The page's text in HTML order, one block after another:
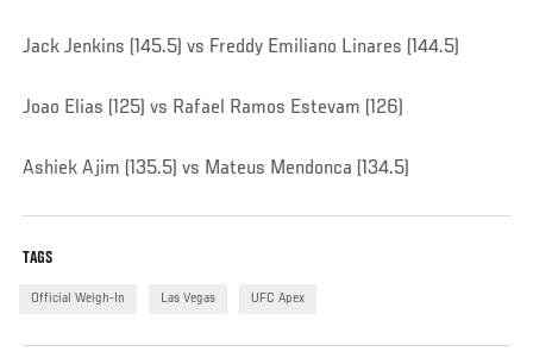
Jack Jenkins (145.5) vs Freddy Emiliano Linares (144.5)
Joao Elias (125) vs Rafael Ramos Estevam (126)
Ashiek Ajim (135.5) vs Mateus Mendonca (134.5)
TAGS
Official Weigh-In Las Vegas UFC Apex